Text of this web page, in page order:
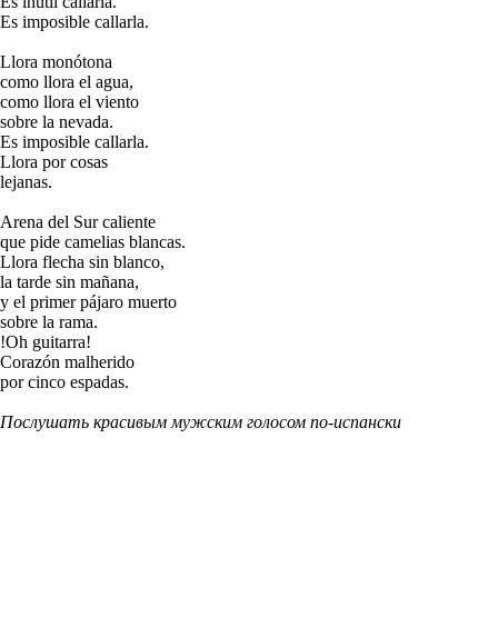
Es imposible callarla.
Llora monótona
como llora el agua,
como llora el viento
sobre la nevada.
Es imposible callarla.
Llora por cosas
lejanas.
Arena del Sur caliente
que pide camelias blancas.
Llora flecha sin blanco,
la tarde sin mañana,
y el primer pájaro muerto
sobre la rama.
!Oh guitarra!
Corazón malherido
por cinco espadas.
Послушать красивым мужским голосом по-испански